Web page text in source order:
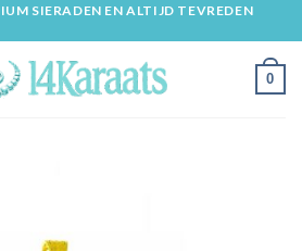
SIERADEN EN ALTIJD TEVREDEN
0